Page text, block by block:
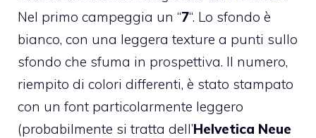
Nel primo campeggia un “7“. Lo sfondo è
bianco, con una leggera texture a punti sullo
sfondo che sfuma in prospettiva. Il numero,
riempito di colori differenti, è stato stampato
con un font particolarmente leggero
(probabilmente si tratta dell’Helvetica Neue